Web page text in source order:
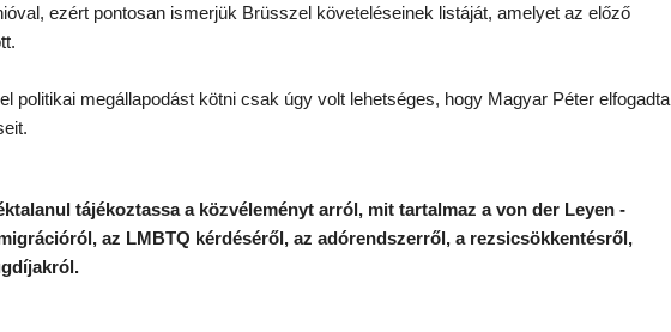
ezért pontosan ismerjük Brüsszel követeléseinek listáját, amelyet az előző
politikai megállapodást kötni csak úgy volt lehetséges, hogy Magyar Péter elfogadta
tájékoztassa a közvéleményt arról, mit tartalmaz a von der Leyen -
az LMBTQ kérdéséről, az adórendszerről, a rezsicsökkentésről,